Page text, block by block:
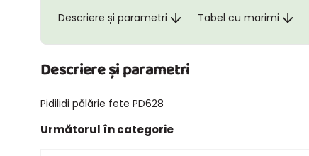
Descriere și parametri Tabel cu marimi
Descriere și parametri
Pidilidi pălărie fete PD628
Următorul în categorie